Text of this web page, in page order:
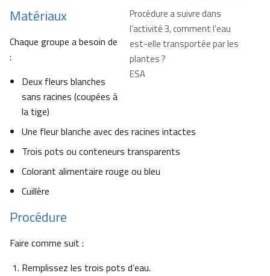
Procédure a suivre dans
l’activité 3, comment l’eau
est-elle transportée par les
plantes ?
ESA
Matériaux
Chaque groupe a besoin de
:
Deux fleurs blanches
sans racines (coupées à
la tige)
Une fleur blanche avec des racines intactes
Trois pots ou conteneurs transparents
Colorant alimentaire rouge ou bleu
Cuillère
Procédure
Faire comme suit :
Remplissez les trois pots d’eau.